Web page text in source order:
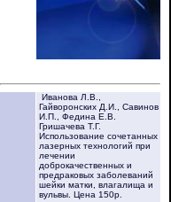
Иванова Л.В.,
Гайворонских Д.И., Савинов
И.П., Федина Е.В.
Гришачева Т.Г.
Использование сочетанных
лазерных технологий при
лечении
доброкачественных и
предраковых заболеваний
шейки матки, влагалища и
вульвы. Цена 150р.